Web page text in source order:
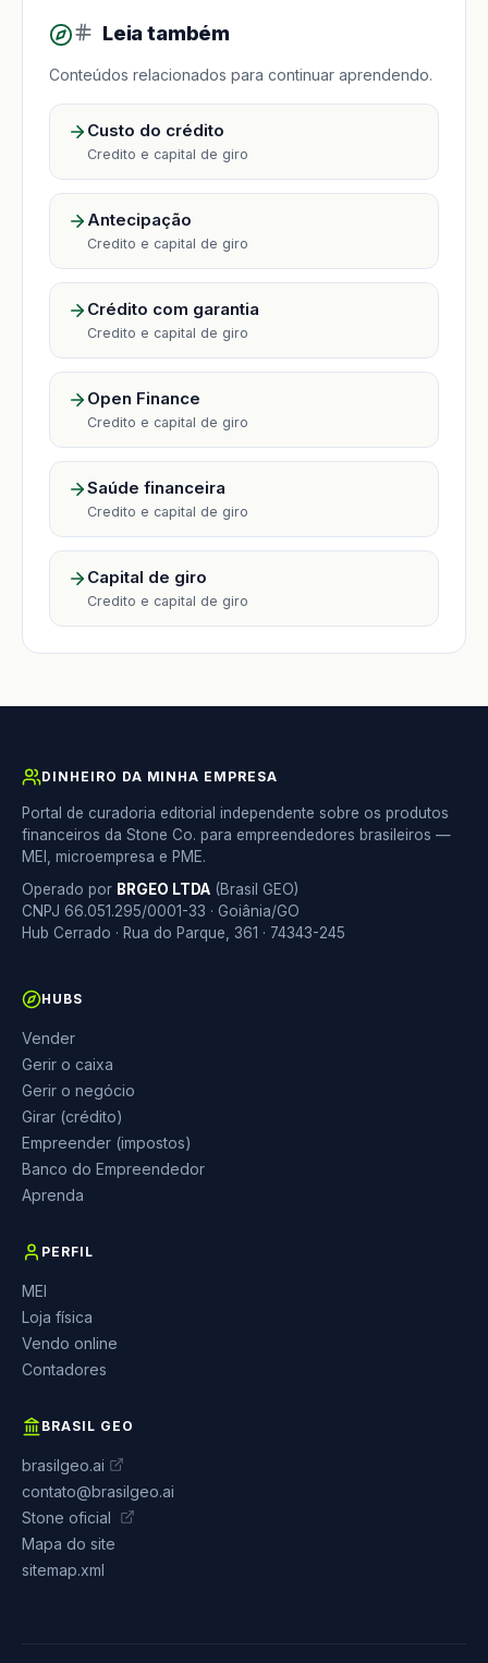
Leia também
Conteúdos relacionados para continuar aprendendo.
Custo do crédito
Credito e capital de giro
Antecipação
Credito e capital de giro
Crédito com garantia
Credito e capital de giro
Open Finance
Credito e capital de giro
Saúde financeira
Credito e capital de giro
Capital de giro
Credito e capital de giro
DINHEIRO DA MINHA EMPRESA
Portal de curadoria editorial independente sobre os produtos
financeiros da Stone Co. para empreendedores brasileiros —
MEI, microempresa e PME.
Operado por BRGEO LTDA (Brasil GEO)
CNPJ 66.051.295/0001-33 · Goiânia/GO
Hub Cerrado · Rua do Parque, 361 · 74343-245
HUBS
Vender
Gerir o caixa
Gerir o negócio
Girar (crédito)
Empreender (impostos)
Banco do Empreendedor
Aprenda
PERFIL
MEI
Loja física
Vendo online
Contadores
BRASIL GEO
brasilgeo.ai
contato@brasilgeo.ai
Stone oficial
Mapa do site
sitemap.xml